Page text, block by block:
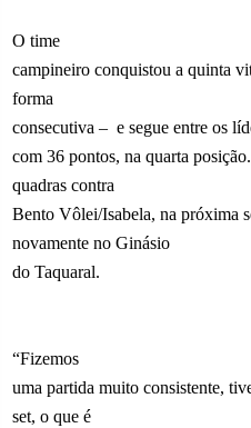
O time
campineiro conquistou a quinta
forma
consecutiva – e segue entre os
com 36 pontos, na quarta
quadras contra
Bento Vôlei/Isabela, na próxima
novamente no Ginásio
do Taquaral.
“Fizemos
uma partida muito consistente,
set, o que é